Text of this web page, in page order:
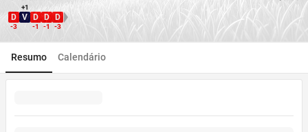
D
-3
+1
V D
-1
D
-1
D
-3Direção WDL
Resumo Calendário